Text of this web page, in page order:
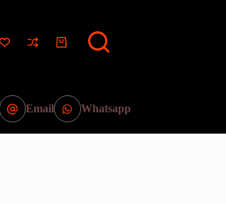
Carro
Email Whatsapp